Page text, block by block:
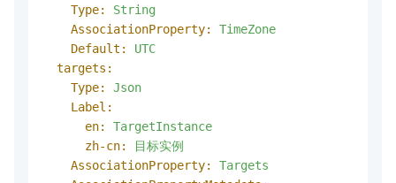
Type:
String
AssociationProperty:
TimeZone
Default:
UTC
targets:
Type:
Json
Label:
en:
TargetInstance
zh-cn:
目标实例
AssociationProperty:
Targets